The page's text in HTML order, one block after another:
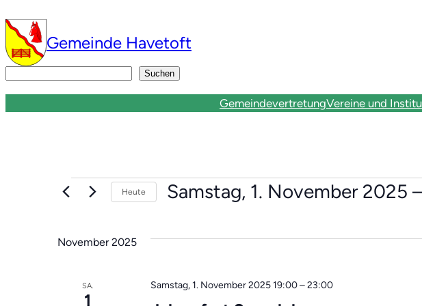
Gemeinde Havetoft
Suchen
GemeindevertretungVereine und
Veranstaltungen
Heute Samstag, 1. November 2025
November 2025
SA.
1
Samstag, 1. November 2025 19:00–23:00